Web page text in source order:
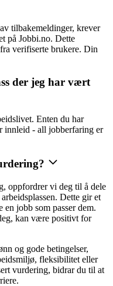
tilbakemeldinger, krever
på Jobbi.no. Dette
verifiserte brukere. Din
der jeg har vært
Enten du har
innleid - all jobberfaring er
oppfordrer vi deg til å dele
Dette gir et
jobb som passer dem.
kan være positivt for
og gode betingelser,
fleksibilitet eller
vurdering, bidrar du til at